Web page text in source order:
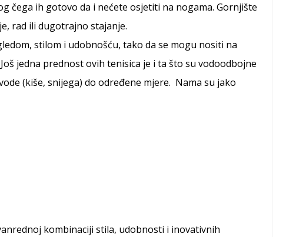
čega ih gotovo da i nećete osjetiti na nogama. Gornjište
rad ili dugotrajno stajanje.
stilom i udobnošću, tako da se mogu nositi na
jedna prednost ovih tenisica je i ta što su vodoodbojne
(kiše, snijega) do određene mjere. Nama su jako
kombinaciji stila, udobnosti i inovativnih